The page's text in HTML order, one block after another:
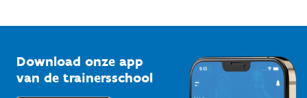
Bedrijven
Vlaamse Trainersschool
Kennisplatform
Downloads
Download onze app
van de trainersschool